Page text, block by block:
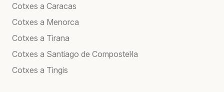
Cotxes a Caracas
Cotxes a Menorca
Cotxes a Tirana
Cotxes a Santiago de Compostel·la
Cotxes a Tingis